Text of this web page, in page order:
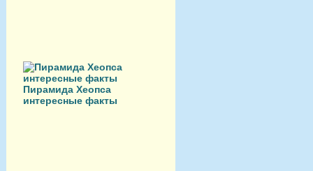
Пирамида Хеопса
интересные факты